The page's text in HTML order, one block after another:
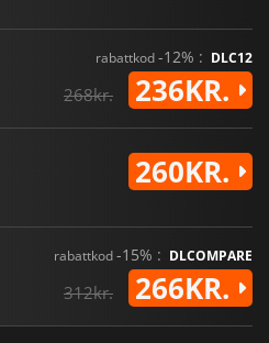
rabattkod-12% : DLC12
268kr. 236KR.
260KR.
rabattkod-15% : DLCOMPARE
312kr. 266KR.